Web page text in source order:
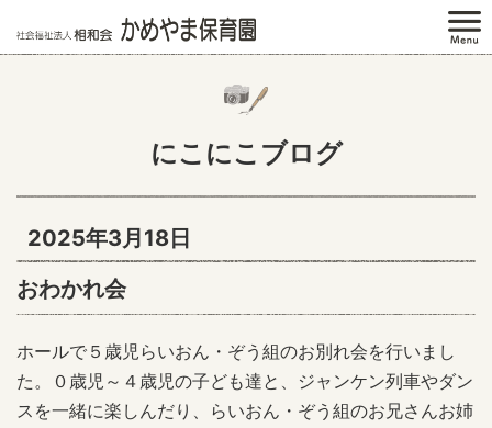
にこにこブログ
2025年3月18日
おわかれ会
ホールで５歳児らいおん・ぞう組のお別れ会を行いまし
た。０歳児～４歳児の子ども達と、ジャンケン列車やダン
スを一緒に楽しんだり、らいおん・ぞう組のお兄さんお姉